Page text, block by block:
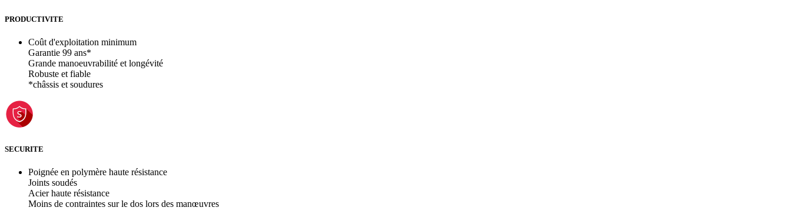
PRODUCTIVITE
Coût d'exploitation minimum
Garantie 99 ans*
Grande manoeuvrabilité et longévité
Robuste et fiable
*châssis et soudures
SECURITE
Poignée en polymère haute résistance
Joints soudés
Acier haute résistance
Moins de contraintes sur le dos lors des manœuvres